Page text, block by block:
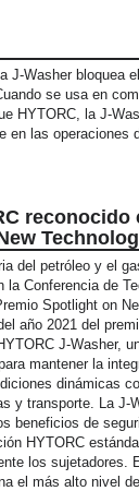
J-Washer bloquea
se usa en
HYTORC, la J-
en las operaciones
del petróleo y el
la Conferencia de
Spotlight on
año 2021 del
J-Washer,
mantener la
dinámicas
y transporte. La J-
beneficios de
HYTORC
los sujetadores.
el más alto nivel